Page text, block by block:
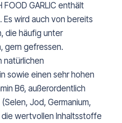
FOOD GARLIC enthält
Es wird auch von bereits
die häufig unter
gern gefressen.
natürlichen
sowie einen sehr hohen
B6, außerordentlich
Jod, Germanium,
die wertvollen Inhaltsstoffe